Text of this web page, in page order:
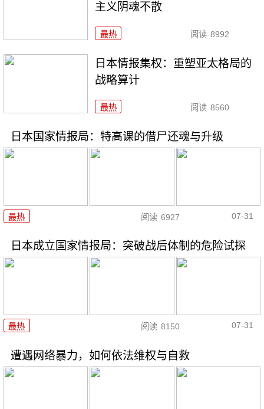
主义阴魂不散
最热 阅读 8992
日本情报集权：重塑亚太格局的
战略算计
最热 阅读 8560
日本国家情报局：特高课的借尸还魂与升级
最热 阅读 6927 07-31
日本成立国家情报局：突破战后体制的危险试探
最热 阅读 8150 07-31
遭遇网络暴力，如何依法维权与自救